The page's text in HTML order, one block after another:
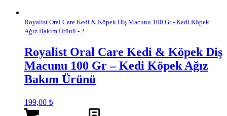
Royalist Oral Care Kedi & Köpek Diş Macunu 100 Gr - Kedi Köpek
Ağız Bakım Ürünü - 2
Royalist Oral Care Kedi & Köpek Diş
Macunu 100 Gr – Kedi Köpek Ağız
Bakım Ürünü
199,00 ₺